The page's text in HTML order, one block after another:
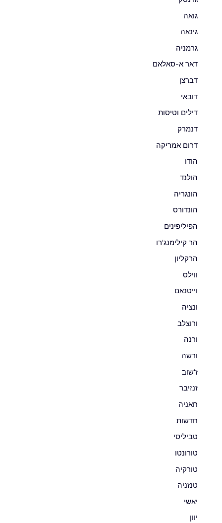
גואה
גינאה
גרמניה
דאר א-סאלאם
דברצן
דובאי
דילים וטיסות
דנמרק
דרום אמריקה
הודו
הולנד
הונגריה
הונדורס
הפיליפינים
הר קילימנג'רו
הרקליון
ווילס
וייטנאם
ונציה
ורוצלב
ורנה
ורשה
ז'שוב
זנזיבר
חאניה
חדשות
טביליסי
טורונטו
טורקיה
טנזניה
יאשי
יוון